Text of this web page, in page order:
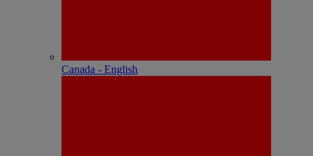
Canada - English